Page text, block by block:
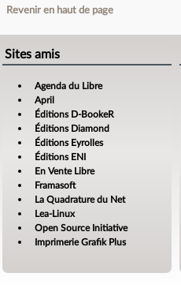
Revenir en haut de page
Sites amis
Agenda du Libre
April
Éditions D-BookeR
Éditions Diamond
Éditions Eyrolles
Éditions ENI
En Vente Libre
Framasoft
La Quadrature du Net
Lea-Linux
Open Source Initiative
Imprimerie Grafik Plus